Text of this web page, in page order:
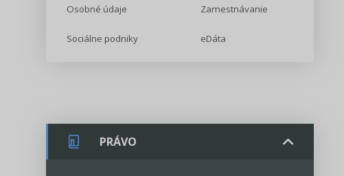
Osobné údaje Zamestnávanie
Sociálne podniky eDáta
PRÁVO